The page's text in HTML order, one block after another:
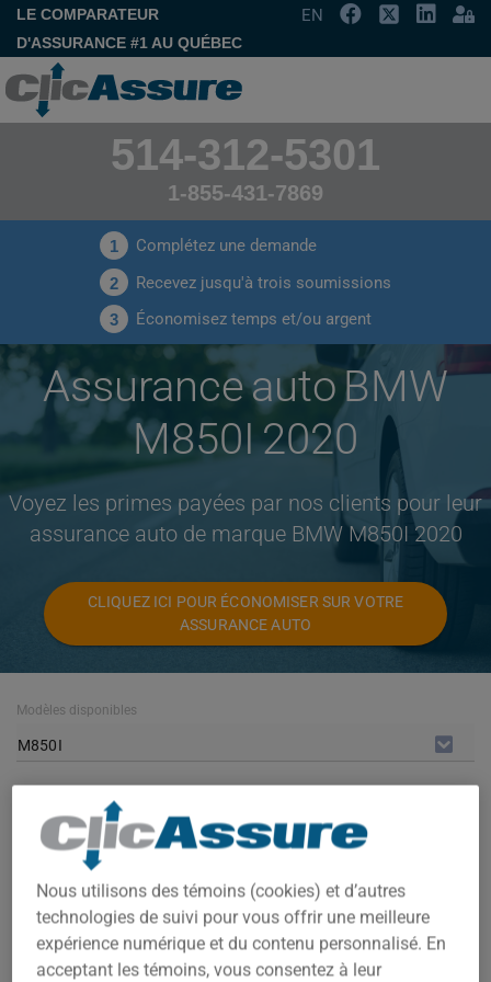
LE COMPARATEUR
D'ASSURANCE #1 AU QUÉBEC
EN
514-312-5301
1-855-431-7869
1 Complétez une demande
2 Recevez jusqu'à trois soumissions
3 Économisez temps et/ou argent
Assurance auto BMW
M850I 2020
Voyez les primes payées par nos clients pour leur
assurance auto de marque BMW M850I 2020
CLIQUEZ ICI POUR ÉCONOMISER SUR VOTRE
ASSURANCE AUTO
Modèles disponibles
M850I
2020
TOUTES LES VILLES
Nous utilisons des témoins (cookies) et d’autres
technologies de suivi pour vous offrir une meilleure
expérience numérique et du contenu personnalisé. En
acceptant les témoins, vous consentez à leur